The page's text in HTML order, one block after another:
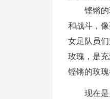
铿锵
和战斗，
女足队员
玫瑰，是
铿锵的玫瑰
现在